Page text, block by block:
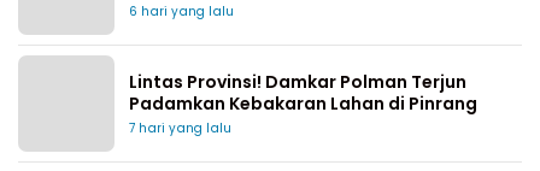
6 hari yang lalu
Lintas Provinsi! Damkar Polman Terjun
Padamkan Kebakaran Lahan di Pinrang
7 hari yang lalu